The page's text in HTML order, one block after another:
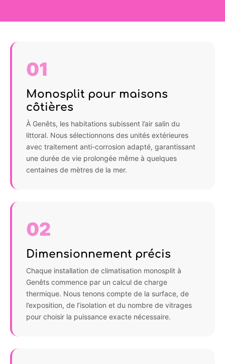
01
Monosplit pour maisons
côtières
À Genêts, les habitations subissent l’air salin du
littoral. Nous sélectionnons des unités extérieures
avec traitement anti-corrosion adapté, garantissant
une durée de vie prolongée même à quelques
centaines de mètres de la mer.
02
Dimensionnement précis
Chaque installation de climatisation monosplit à
Genêts commence par un calcul de charge
thermique. Nous tenons compte de la surface, de
l’exposition, de l’isolation et du nombre de vitrages
pour choisir la puissance exacte nécessaire.